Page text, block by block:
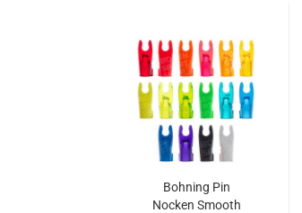
Bohning Pin
Nocken Smooth